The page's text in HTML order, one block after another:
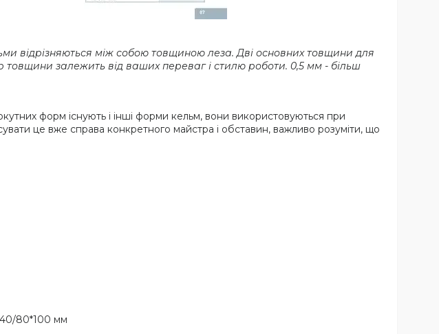
відрізняються між собою товщиною леза. Дві основних товщини для
товщини залежить від ваших переваг і стилю роботи. 0,5 мм - більш
форм існують і інші форми кельм, вони використовуються при
це вже справа конкретного майстра і обставин, важливо розуміти, що
40/80*100 мм